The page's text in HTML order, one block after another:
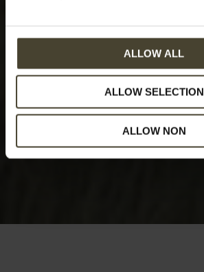
ALLOW ALL
ALLOW SELECTION
ALLOW NON